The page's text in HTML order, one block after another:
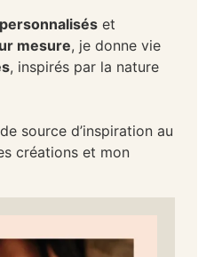
et
mesure, je donne vie
, inspirés par la nature
source d’inspiration au
créations et mon